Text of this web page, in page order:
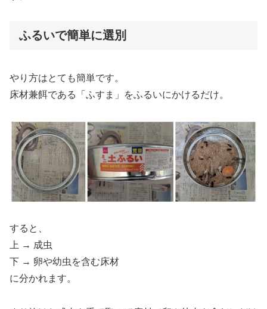
ふるいで簡単に選別
やり方はとても簡単です。
床材兼餌である「ふすま」をふるいにかけるだけ。
すると、
上 → 成虫
下 → 卵や幼虫を含む床材
に分かれます。